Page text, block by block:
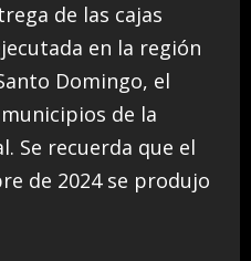
de las cajas
en la región
Domingo, el
de la
Se recuerda que el
de 2024 se produjo